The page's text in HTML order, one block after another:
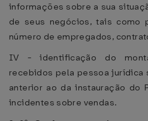
informações sobre a sua
de seus negócios, tais como
número de empregados,
IV - identificação do
recebidos pela pessoa jurídica
anterior ao da instauração do
incidentes sobre vendas.